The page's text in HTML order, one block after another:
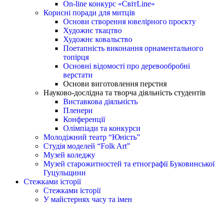
On-line конкурс «СвітLine»
Корисні поради для митців
Основи створення ювелірного проєкту
Художнє ткацтво
Художнє ковальство
Поетапність виконання орнаментального
топірця
Основні відомості про деревообробні
верстати
Основи виготовлення перстня
Науково-дослідна та творча діяльність студентів
Виставкова діяльність
Пленери
Конференції
Олімпіади та конкурси
Молодіжний театр “Юність”
Студія моделей “Folk Art”
Музей коледжу
Музей старожитностей та етнографії Буковинської
Гуцульщини
Стежками історії
Стежками історії
У майстернях часу та імен